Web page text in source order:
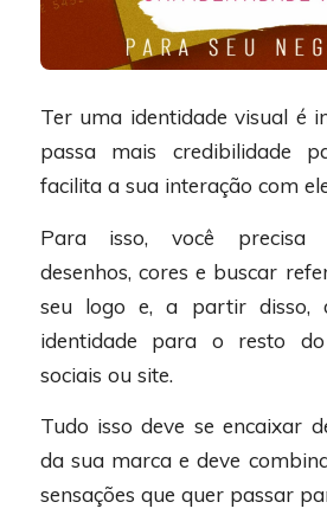
Ter uma identidade visual é
passa mais credibilidade
facilita a sua interação com
Para isso, você precisa
desenhos, cores e buscar
seu logo e, a partir disso,
identidade para o resto
sociais ou site.
Tudo isso deve se encaixar
da sua marca e deve
sensações que quer passar